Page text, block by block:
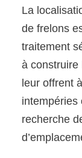
La
de frelons
traitement
à construire
leur offrent
intempéries
recherche